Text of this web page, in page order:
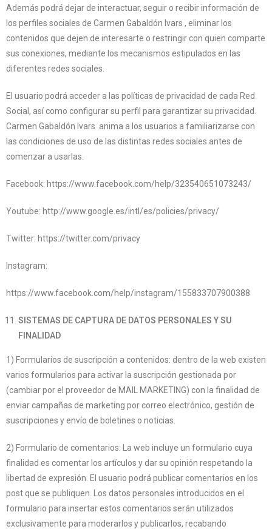
Además podrá dejar de interactuar, seguir o recibir información de
los perfiles sociales de Carmen Gabaldón Ivars , eliminar los
contenidos que dejen de interesarte o restringir con quien comparte
sus conexiones, mediante los mecanismos estipulados en las
diferentes redes sociales.
El usuario podrá acceder a las políticas de privacidad de cada Red
Social, así como configurar su perfil para garantizar su privacidad.
Carmen Gabaldón Ivars anima a los usuarios a familiarizarse con
las condiciones de uso de las distintas redes sociales antes de
comenzar a usarlas.
Facebook: https://www.facebook.com/help/323540651073243/
Youtube: http://www.google.es/intl/es/policies/privacy/
Twitter: https://twitter.com/privacy
Instagram:
https://www.facebook.com/help/instagram/155833707900388
SISTEMAS DE CAPTURA DE DATOS PERSONALES Y SU
FINALIDAD
1) Formularios de suscripción a contenidos: dentro de la web existen
varios formularios para activar la suscripción gestionada por
(cambiar por el proveedor de MAIL MARKETING) con la finalidad de
enviar campañas de marketing por correo electrónico, gestión de
suscripciones y envío de boletines o noticias.
2) Formulario de comentarios: La web incluye un formulario cuya
finalidad es comentar los artículos y dar su opinión respetando la
libertad de expresión. El usuario podrá publicar comentarios en los
post que se publiquen. Los datos personales introducidos en el
formulario para insertar estos comentarios serán utilizados
exclusivamente para moderarlos y publicarlos, recabando